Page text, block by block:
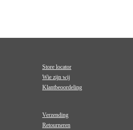
Store locator
Wie zijn wij
Klantbeoordeling
Verzending
Retourneren